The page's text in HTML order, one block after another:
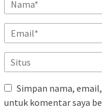
Simpan nama,
untuk komentar saya